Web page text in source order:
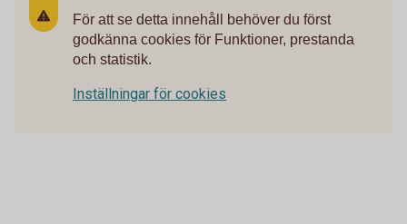
För att se detta innehåll behöver du först
godkänna cookies för Funktioner, prestanda
och statistik.
Inställningar för cookies